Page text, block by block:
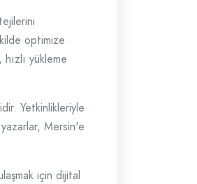
optimize
yükleme
Yetkinlikleriyle
Mersin'e
için dijital